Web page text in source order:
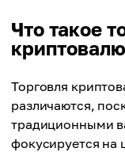
Что такое
Торговля
различаются,
традиционными
фокусируется на